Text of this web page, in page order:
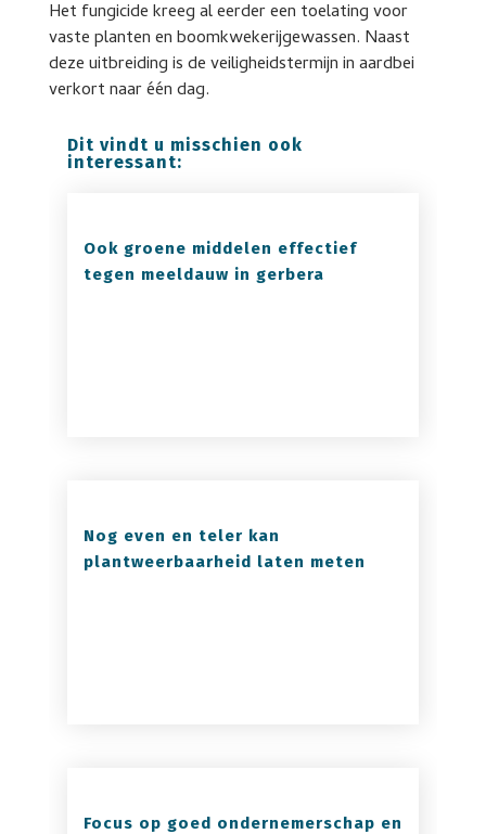
Het fungicide kreeg al eerder een toelating voor
vaste planten en boomkwekerijgewassen. Naast
deze uitbreiding is de veiligheidstermijn in aardbei
verkort naar één dag.
Dit vindt u misschien ook
interessant:
Ook groene middelen effectief
tegen meeldauw in gerbera
Nog even en teler kan
plantweerbaarheid laten meten
Focus op goed ondernemerschap en